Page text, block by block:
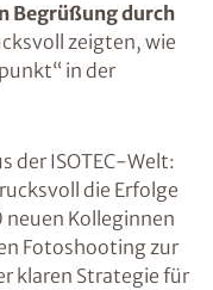
Begrüßung durch
zeigten, wie
in der
der ISOTEC-Welt:
die Erfolge
Kolleginnen
Fotoshooting zur
klaren Strategie für